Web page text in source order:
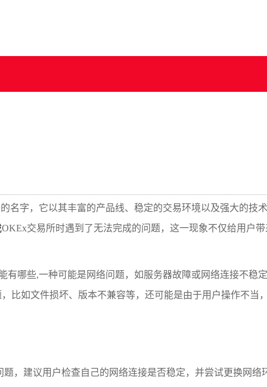
名字，它以其丰富的产品线、稳定的交易环境以及强大的技
OKEx交易所时遇到了无法完成的问题，这一现象不仅给用户
有哪些,一种可能是网络问题，如服务器故障或网络连接不稳
比如文件损坏、版本不兼容等，还可能是由于用户操作不当
，建议用户检查自己的网络连接是否稳定，并尝试更换网络